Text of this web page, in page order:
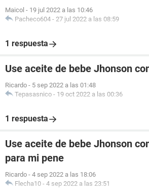
Maicol - 19 jul 2022 a las 10:46
Pacheco604 - 27 jul 2022 a las 08:59
1 respuesta
Use aceite de bebe Jhonson
Ricardo - 5 sep 2022 a las 01:48
Tepasasnico - 19 oct 2022 a las 00:36
1 respuesta
Use aceite de bebe Jhonson
para mi pene
Ricardo - 4 sep 2022 a las 18:06
Flecha10 - 4 sep 2022 a las 23:51